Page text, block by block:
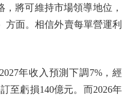
將可維持市場領導地位，
方面。相信外賣每單營運利
年收入預測下調7%，經
至虧損140億元。而2026年